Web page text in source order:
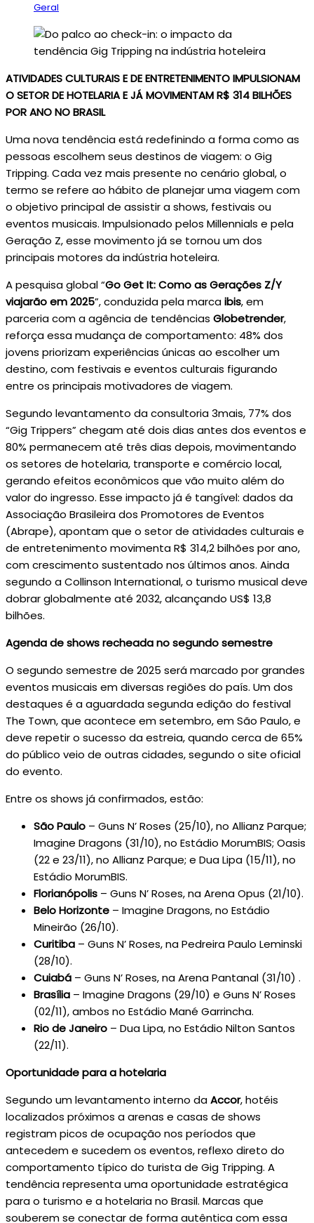
Geral
ATIVIDADES CULTURAIS E DE ENTRETENIMENTO IMPULSIONAM
O SETOR DE HOTELARIA E JÁ MOVIMENTAM R$ 314 BILHÕES
POR ANO NO BRASIL
Uma nova tendência está redefinindo a forma como as
pessoas escolhem seus destinos de viagem: o Gig
Tripping. Cada vez mais presente no cenário global, o
termo se refere ao hábito de planejar uma viagem com
o objetivo principal de assistir a shows, festivais ou
eventos musicais. Impulsionado pelos Millennials e pela
Geração Z, esse movimento já se tornou um dos
principais motores da indústria hoteleira.
A pesquisa global “Go Get It: Como as Gerações Z/Y
viajarão em 2025”, conduzida pela marcaibis, em
parceria com a agência de tendências Globetrender,
reforça essa mudança de comportamento: 48% dos
jovens priorizam experiências únicas ao escolher um
destino, com festivais e eventos culturais figurando
entre os principais motivadores de viagem.
Segundo levantamento da consultoria 3mais, 77% dos
“Gig Trippers” chegam até dois dias antes dos eventos e
80% permanecem até três dias depois, movimentando
os setores de hotelaria, transporte e comércio local,
gerando efeitos econômicos que vão muito além do
valor do ingresso. Esse impacto já é tangível: dados da
Associação Brasileira dos Promotores de Eventos
(Abrape), apontam que o setor de atividades culturais e
de entretenimento movimenta R$ 314,2 bilhões por ano,
com crescimento sustentado nos últimos anos. Ainda
segundo a Collinson International, o turismo musical deve
dobrar globalmente até 2032, alcançando US$ 13,8
bilhões.
Agenda de shows recheada no segundo semestre
O segundo semestre de 2025 será marcado por grandes
eventos musicais em diversas regiões do país. Um dos
destaques é a aguardada segunda edição do festival
The Town, que acontece em setembro, em São Paulo, e
deve repetir o sucesso da estreia, quando cerca de 65%
do público veio de outras cidades, segundo o site oficial
do evento.
Entre os shows já confirmados, estão:
São Paulo – Guns N’ Roses (25/10), no Allianz Parque;
Imagine Dragons (31/10), no Estádio MorumBIS; Oasis
(22 e 23/11), no Allianz Parque; e Dua Lipa (15/11), no
Estádio MorumBIS.
Florianópolis – Guns N’ Roses, na Arena Opus (21/10).
Belo Horizonte – Imagine Dragons, no Estádio
Mineirão (26/10).
Curitiba – Guns N’ Roses, na Pedreira Paulo Leminski
(28/10).
Cuiabá – Guns N’ Roses, na Arena Pantanal (31/10) .
Brasília – Imagine Dragons (29/10) e Guns N’ Roses
(02/11), ambos no Estádio Mané Garrincha.
Rio de Janeiro – Dua Lipa, no Estádio Nilton Santos
(22/11).
Oportunidade para a hotelaria
Segundo um levantamento interno daAccor, hotéis
localizados próximos a arenas e casas de shows
registram picos de ocupação nos períodos que
antecedem e sucedem os eventos, reflexo direto do
comportamento típico do turista de Gig Tripping. A
tendência representa uma oportunidade estratégica
para o turismo e a hotelaria no Brasil. Marcas que
souberem se conectar de forma autêntica com essa